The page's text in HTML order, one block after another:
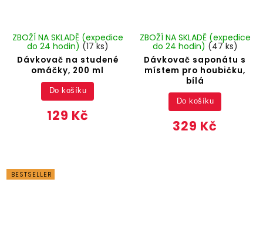
Dávkovač na studené
omáčky, 200 ml
ZBOŽÍ NA SKLADĚ (expedice
do 24 hodin) (17 ks)
129 Kč
Do košíku
Dávkovač saponátu s
místem pro houbičku,
bílá
ZBOŽÍ NA SKLADĚ (expedice
do 24 hodin) (47 ks)
329 Kč
Do košíku
BESTSELLER